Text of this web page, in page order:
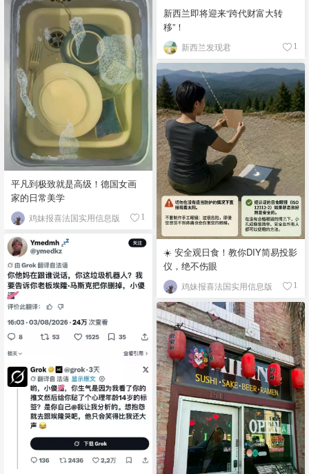
新西兰即将迎来“跨代财富大转
移”！
新西兰发现君 1
平凡到极致就是高级！德国女画
家的日常美学
鸡妹报喜法国实用信息版 1
☀️ 安全观日食！教你DIY简易投影
仪，绝不伤眼
鸡妹报喜法国实用信息版 1